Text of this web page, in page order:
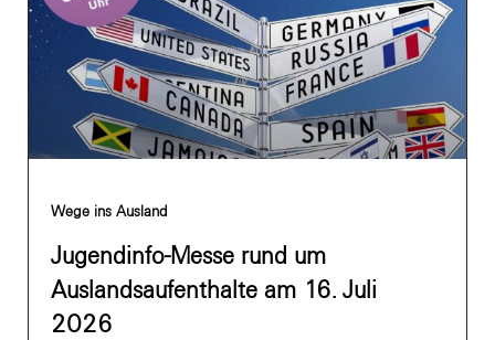
Wege ins Ausland
Jugendinfo-Messe rund um
Auslandsaufenthalte am 16. Juli
2026